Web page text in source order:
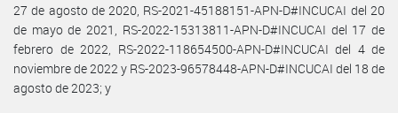
27 de agosto de 2020, RS-2021-45188151-APN-D#INCUCAI del 20
de mayo de 2021, RS-2022-15313811-APN-D#INCUCAI del 17 de
febrero de 2022, RS-2022-118654500-APN-D#INCUCAI del 4 de
noviembre de 2022 y RS-2023-96578448-APN-D#INCUCAI del 18 de
agosto de 2023; y